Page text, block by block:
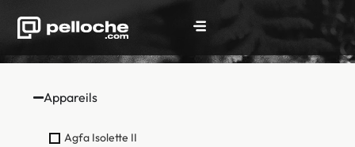
Appareils
Agfa Isolette II